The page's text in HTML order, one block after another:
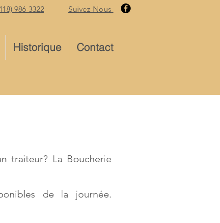
986-3322 Suivez-Nous
Historique Contact
traiteur? La Boucherie
de la journée.